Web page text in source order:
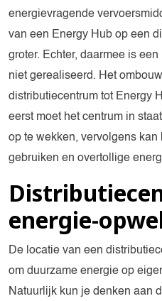
energievragende
van een Energy Hub op een
groter. Echter, daarmee is
niet gerealiseerd. Het
distributiecentrum tot Energy
eerst moet het centrum in
op te wekken, vervolgens
gebruiken en overtollige
energie-
De locatie van een
om duurzame energie op
Natuurlijk kun je denken aan